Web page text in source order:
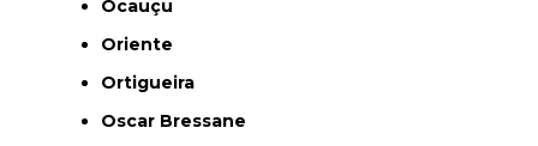
Ocauçu
Oriente
Ortigueira
Oscar Bressane